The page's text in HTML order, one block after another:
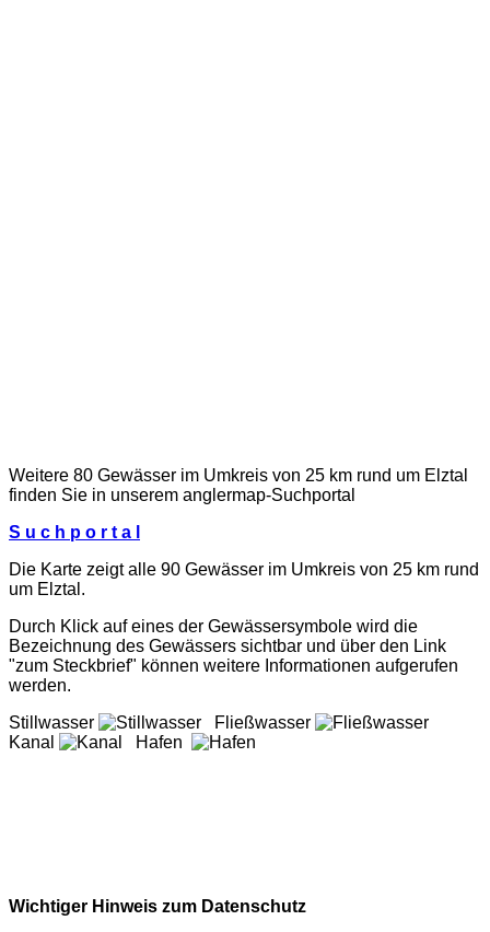
Weitere 80 Gewässer im Umkreis von 25 km rund um Elztal
finden Sie in unserem anglermap-Suchportal
S u c h p o r t a l
Die Karte zeigt alle 90 Gewässer im Umkreis von 25 km rund
um Elztal.
Durch Klick auf eines der Gewässersymbole wird die
Bezeichnung des Gewässers sichtbar und über den Link
"zum Steckbrief" können weitere Informationen aufgerufen
werden.
Stillwasser
Fließwasser
Kanal
Hafen
Wichtiger Hinweis zum Datenschutz